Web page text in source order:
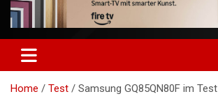
Home Test Samsung GQ85QN80F im Test